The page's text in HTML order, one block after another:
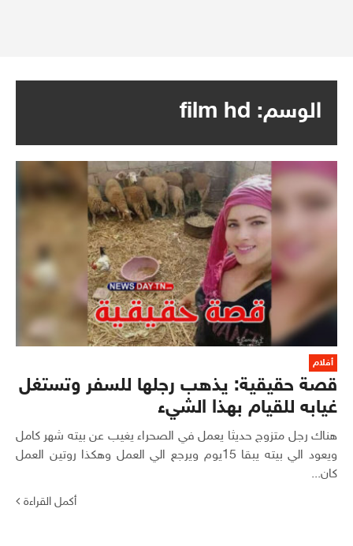
الوسم: film hd
أفلام
قصة حقيقية: يذهب رجلها للسفر وتستغل
غيابه للقيام بهذا الشيء
هناك رجل متزوج حديثا يعمل في الصحراء يغيب عن بيته شهر كامل
ويعود الي بيته يبقا 15يوم ويرجع الي العمل وهكذا روتين العمل
كان...
أكمل القراءة